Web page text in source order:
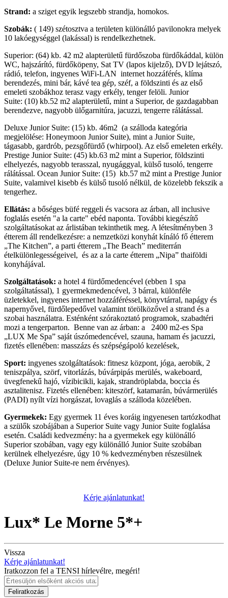
Strand: a sziget egyik legszebb strandja, homokos.
Szobák: ( 149) szétosztva a területen különálló pavilonokra melyek
10 lakóegységgel (lakással) is rendelkezhetnek.
Superior: (64) kb. 42 m2 alapterületű fürdőszoba fürdőkáddal, külön
WC, hajszárító, fürdőköpeny, Sat TV (lapos kijelző), DVD lejátszó,
rádió, telefon, ingyenes WiFi-LAN internet hozzáférés, klíma
berendezés, mini bár, kávé tea gép, széf, a földszinti és az első
emeleti szobákhoz terasz vagy erkély, tenger felöli. Junior
Suite: (10) kb.52 m2 alapterületű, mint a Superior, de gazdagabban
berendezve, nagyobb ülőgarnitúra, jacuzzi, tengerre rálátással.
Deluxe Junior Suite: (15) kb. 46m2 (a szálloda kategória
megjelölése: Honeymoon Junior Suite), mint a Junior Suite,
tágasabb, gardrób, pezsgőfürdő (whirpool). Az első emeleten erkély.
Prestige Junior Suite: (45) kb.63 m2 mint a Superior, földszinti
elhelyezés, nagyobb terasszal, nyugággyal, külső tusoló, tengerre
rálátással. Ocean Junior Suite: (15) kb.57 m2 mint a Prestige Junior
Suite, valamivel kisebb és külső tusoló nélkül, de közelebb fekszik a
tengerhez.
Ellátás: a bőséges büfé reggeli és vacsora az árban, all inclusive
foglalás esetén "a la carte" ebéd naponta. További kiegészítő
szolgáltatásokat az árlistában tekinthetik meg. A létesítményben 3
étterem áll rendelkezésre: a nemzetközi konyhát kínáló fő étterem
„The Kitchen”, a parti étterem „The Beach” mediterrán
ételkülönlegességeivel, és az a la carte étterem „Nipa” thaiföldi
konyhájával.
Szolgáltatások: a hotel 4 fürdőmedencével (ebben 1 spa
szolgáltatással), 1 gyermekmedencével, 3 bárral, különféle
üzletekkel, ingyenes internet hozzáféréssel, könyvtárral, napágy és
napernyővel, fürdőlepedővel valamint törölközővel a strand és a
szobai használatra. Esténként szórakoztató programok, szabadtéri
mozi a tengerparton. Benne van az árban: a 2400 m2-es Spa
„LUX Me Spa” saját úszómedencével, szauna, hamam és jacuzzi,
fizetés ellenében: masszázs és szépségápoló kezelések,
Sport: ingyenes szolgáltatások: fitnesz központ, jóga, aerobik, 2
teniszpálya, szörf, vitorlázás, búvárpipás merülés, wakeboard,
üvegfenekű hajó, vízibicikli, kajak, strandröplabda, boccia és
asztalitenisz. Fizetés ellenében: kiteszörf, katamarán, búvármerülés
(PADI) nyílt vízi horgászat, lovaglás a szálloda közelében.
Gyermekek: Egy gyermek 11 éves koráig ingyenesen tartózkodhat
a szülők szobájában a Superior Suite vagy Junior Suite foglalása
esetén. Családi kedvezmény: ha a gyermekek egy különálló
Superior szobában, vagy egy különálló Junior Suite szobában
kerülnek elhelyezésre, úgy 10 % kedvezményben részesülnek
(Deluxe Junior Suite-re nem érvényes).
Kérje ajánlatunkat!
Lux* Le Morne 5*+
Vissza
Kérje ajánlatunkat!
Iratkozzon fel a TENSI hírlevélre, megéri!
Feliratkozás